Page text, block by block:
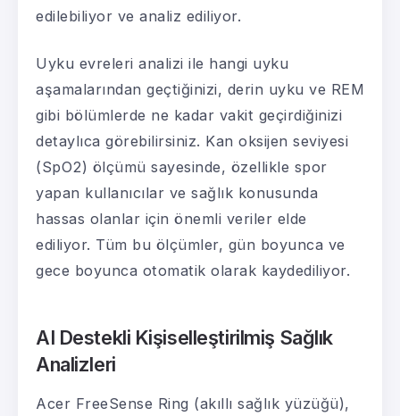
edilebiliyor ve analiz ediliyor.
Uyku evreleri analizi ile hangi uyku
aşamalarından geçtiğinizi, derin uyku ve REM
gibi bölümlerde ne kadar vakit geçirdiğinizi
detaylıca görebilirsiniz. Kan oksijen seviyesi
(SpO2) ölçümü sayesinde, özellikle spor
yapan kullanıcılar ve sağlık konusunda
hassas olanlar için önemli veriler elde
ediliyor. Tüm bu ölçümler, gün boyunca ve
gece boyunca otomatik olarak kaydediliyor.
AI Destekli Kişiselleştirilmiş Sağlık
Analizleri
Acer FreeSense Ring (akıllı sağlık yüzüğü),